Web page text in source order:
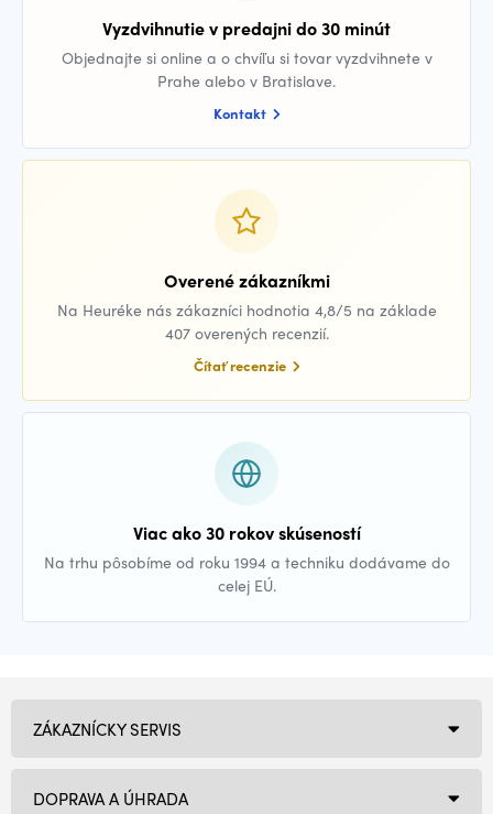
Vyzdvihnutie v predajni do 30 minút
Objednajte si online a o chvíľu si tovar vyzdvihnete v
Prahe alebo v Bratislave.
Kontakt
Overené zákazníkmi
Na Heuréke nás zákazníci hodnotia 4,8/5 na základe
407 overených recenzií.
Čítať recenzie
Viac ako 30 rokov skúseností
Na trhu pôsobíme od roku 1994 a techniku dodávame do
celej EÚ.
ZÁKAZNÍCKY SERVIS
DOPRAVA A ÚHRADA